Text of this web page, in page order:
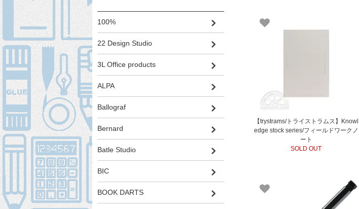
【trystrams/トライストラムス】Knowl
edge stock series/フィールドワークノ
ート
SOLD OUT
100%
22 Design Studio
3L Office products
ALPA
Ballograf
Bernard
Batle Studio
BIC
BOOK DARTS